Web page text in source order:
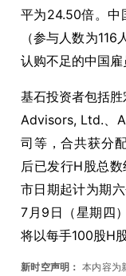
平为24.50倍。中
（参与人数为
认购不足的中国雇
基石投资者包括
Advisors, Ltd.、
司等，合共获分
后已发行H股总
市日期起计为期
7月9日（星期四
将以每手100股H
新时空声明： 本内容为